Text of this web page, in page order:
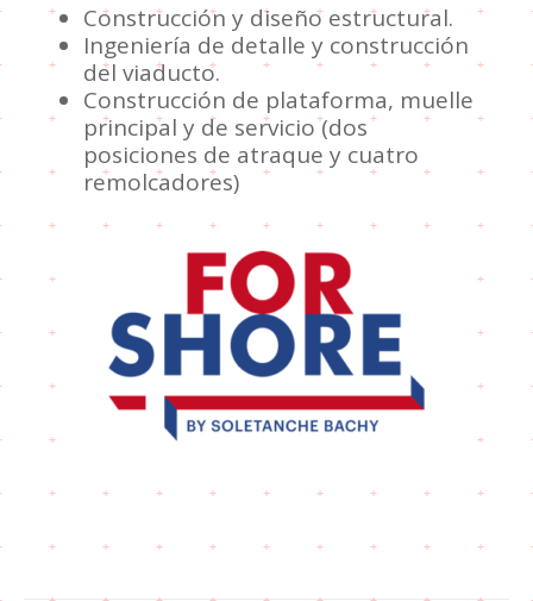
Construcción y diseño estructural.
Ingeniería de detalle y construcción
del viaducto.
Construcción de plataforma, muelle
principal y de servicio (dos
posiciones de atraque y cuatro
remolcadores)